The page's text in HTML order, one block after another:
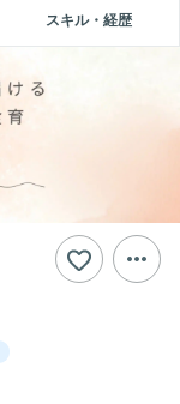
スキル・経歴